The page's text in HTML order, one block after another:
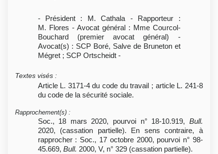
- Président : M. Cathala - Rapporteur :
M. Flores - Avocat général : Mme Courcol-
Bouchard (premier avocat général) -
Avocat(s) : SCP Boré, Salve de Bruneton et
Mégret ; SCP Ortscheidt -
Textes visés :
Article L. 3171-4 du code du travail ; article L. 241-8
du code de la sécurité sociale.
Rapprochement(s) :
Soc., 18 mars 2020, pourvoi n° 18-10.919, Bull.
2020, (cassation partielle). En sens contraire, à
rapprocher : Soc., 17 octobre 2000, pourvoi n° 98-
45.669, Bull. 2000, V, n° 329 (cassation partielle).